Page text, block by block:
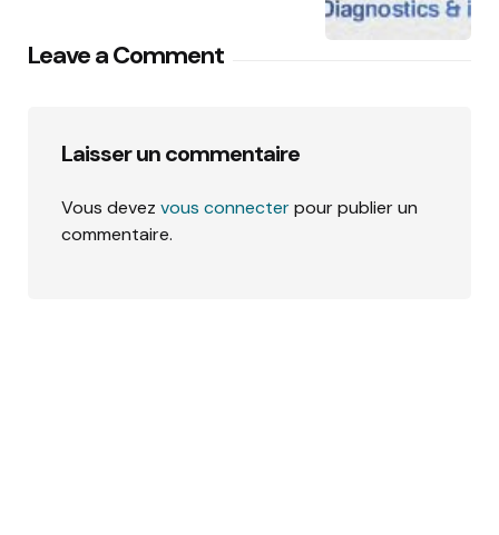
Leave a Comment
Laisser un commentaire
Vous devez vous connecterpour publier un
commentaire.